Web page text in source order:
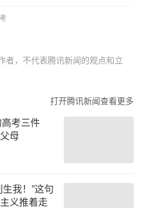
者，不代表腾讯新闻的观点和立
打开腾讯新闻查看更多
高考三件
母
我！”这句
义推着走